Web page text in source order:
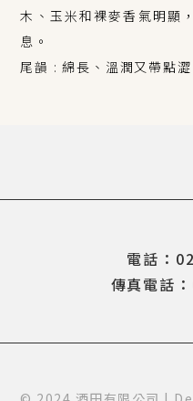
木、玉米和裸麥香氣明顯
息。
尾韻 : 綿長、溫潤又帶點
電話：
傳真電話